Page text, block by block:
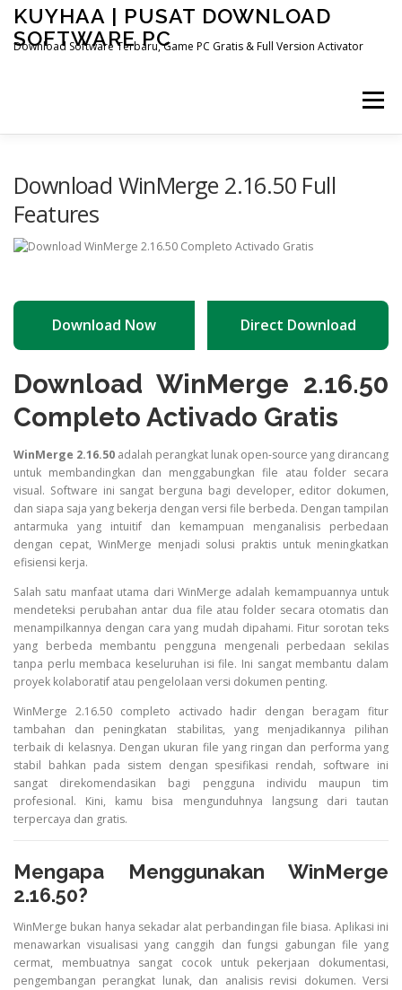
Skip
content
KUYHAA | PUSAT DOWNLOAD
SOFTWARE PC
Download Software Terbaru, Game PC Gratis & Full Version Activator
Menu
Download WinMerge 2.16.50 Full
Features
Download Now Direct Download
Download WinMerge 2.16.50
Completo Activado Gratis
WinMerge 2.16.50 adalah perangkat lunak open-source yang dirancang
untuk membandingkan dan menggabungkan file atau folder secara
visual. Software ini sangat berguna bagi developer, editor dokumen,
dan siapa saja yang bekerja dengan versi file berbeda. Dengan tampilan
antarmuka yang intuitif dan kemampuan menganalisis perbedaan
dengan cepat, WinMerge menjadi solusi praktis untuk meningkatkan
efisiensi kerja.
Salah satu manfaat utama dari WinMerge adalah kemampuannya untuk
mendeteksi perubahan antar dua file atau folder secara otomatis dan
menampilkannya dengan cara yang mudah dipahami. Fitur sorotan teks
yang berbeda membantu pengguna mengenali perbedaan sekilas
tanpa perlu membaca keseluruhan isi file. Ini sangat membantu dalam
proyek kolaboratif atau pengelolaan versi dokumen penting.
WinMerge 2.16.50 completo activado hadir dengan beragam fitur
tambahan dan peningkatan stabilitas, yang menjadikannya pilihan
terbaik di kelasnya. Dengan ukuran file yang ringan dan performa yang
stabil bahkan pada sistem dengan spesifikasi rendah, software ini
sangat direkomendasikan bagi pengguna individu maupun tim
profesional. Kini, kamu bisa mengunduhnya langsung dari tautan
terpercaya dan gratis.
Mengapa Menggunakan WinMerge
2.16.50?
WinMerge bukan hanya sekadar alat perbandingan file biasa. Aplikasi ini
menawarkan visualisasi yang canggih dan fungsi gabungan file yang
cermat, membuatnya sangat cocok untuk pekerjaan dokumentasi,
pengembangan perangkat lunak, dan analisis revisi dokumen. Versi